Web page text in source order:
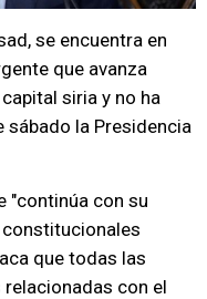
se encuentra en
que avanza
siria y no ha
la Presidencia
"continúa con su
que todas las
con el